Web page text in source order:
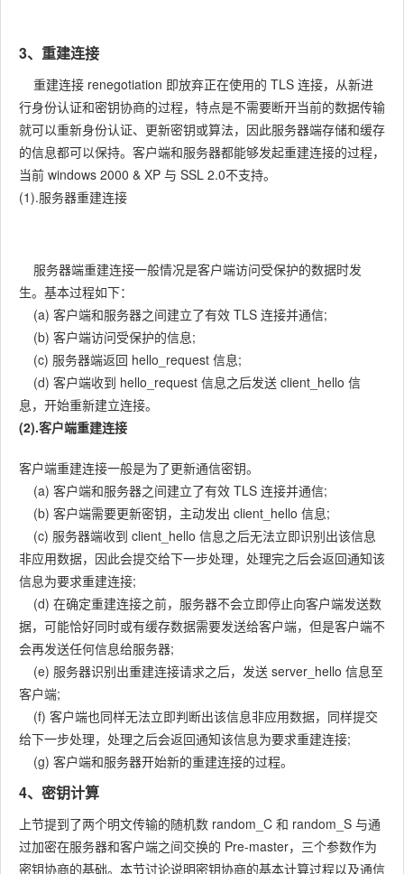
3、重建连接
重建连接 renegotiation 即放弃正在使用的 TLS 连接，从新进
行身份认证和密钥协商的过程，特点是不需要断开当前的数据传输
就可以重新身份认证、更新密钥或算法，因此服务器端存储和缓存
的信息都可以保持。客户端和服务器都能够发起重建连接的过程，
当前 windows 2000 & XP 与 SSL 2.0不支持。
(1).服务器重建连接
服务器端重建连接一般情况是客户端访问受保护的数据时发
生。基本过程如下：
(a) 客户端和服务器之间建立了有效 TLS 连接并通信;
(b) 客户端访问受保护的信息;
(c) 服务器端返回 hello_request 信息;
(d) 客户端收到 hello_request 信息之后发送 client_hello 信
息，开始重新建立连接。
(2).客户端重建连接
客户端重建连接一般是为了更新通信密钥。
(a) 客户端和服务器之间建立了有效 TLS 连接并通信;
(b) 客户端需要更新密钥，主动发出 client_hello 信息;
(c) 服务器端收到 client_hello 信息之后无法立即识别出该信息
非应用数据，因此会提交给下一步处理，处理完之后会返回通知该
信息为要求重建连接;
(d) 在确定重建连接之前，服务器不会立即停止向客户端发送数
据，可能恰好同时或有缓存数据需要发送给客户端，但是客户端不
会再发送任何信息给服务器;
(e) 服务器识别出重建连接请求之后，发送 server_hello 信息至
客户端;
(f) 客户端也同样无法立即判断出该信息非应用数据，同样提交
给下一步处理，处理之后会返回通知该信息为要求重建连接;
(g) 客户端和服务器开始新的重建连接的过程。
4、密钥计算
上节提到了两个明文传输的随机数 random_C 和 random_S 与通
过加密在服务器和客户端之间交换的 Pre-master，三个参数作为
密钥协商的基础。本节讨论说明密钥协商的基本计算过程以及通信